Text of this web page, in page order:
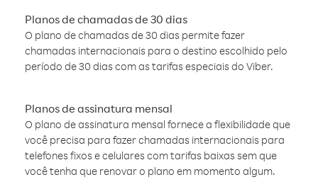
Planos de chamadas de 30 dias
O plano de chamadas de 30 dias permite fazer
chamadas internacionais para o destino escolhido pelo
período de 30 dias com as tarifas especiais do Viber.
Planos de assinatura mensal
O plano de assinatura mensal fornece a flexibilidade que
você precisa para fazer chamadas internacionais para
telefones fixos e celulares com tarifas baixas sem que
você tenha que renovar o plano em momento algum.